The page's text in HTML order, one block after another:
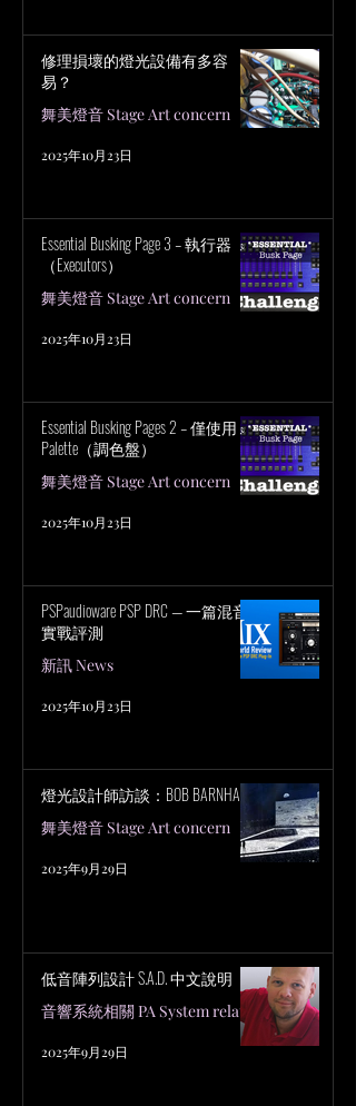
修理損壞的燈光設備有多容
易？
舞美燈音 Stage Art concern
2025年10月23日
Essential Busking Page 3 – 執行器
（Executors）
舞美燈音 Stage Art concern
2025年10月23日
Essential Busking Pages 2 – 僅使用
Palette（調色盤）
舞美燈音 Stage Art concern
2025年10月23日
PSPaudioware PSP DRC — 一篇混音
實戰評測
新訊 News
2025年10月23日
燈光設計師訪談：BOB BARNHART
舞美燈音 Stage Art concern
2025年9月29日
低音陣列設計 S.A.D. 中文說明
音響系統相關 PA System related
2025年9月29日